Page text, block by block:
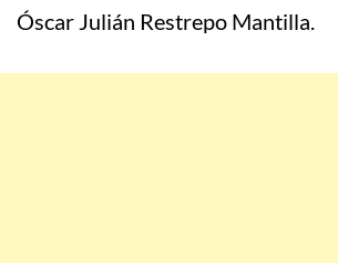
Óscar Julián Restrepo Mantilla.